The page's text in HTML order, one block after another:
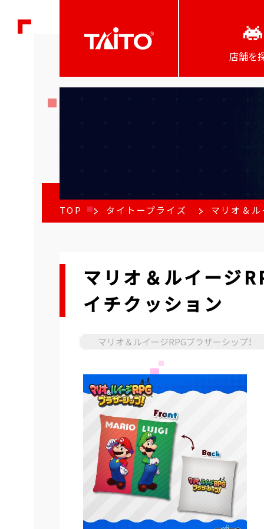
店舗を
TOP タイトープライズ マリオ＆
マリオ＆ルイージ
イチクッション
マリオ＆ルイージRPGブラザーシップ！